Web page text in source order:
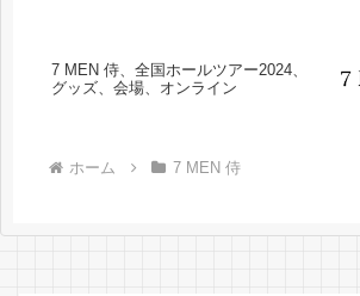
7 MEN 侍、全国ホールツアー2024、
グッズ、会場、オンライン
ホーム 7 MEN 侍